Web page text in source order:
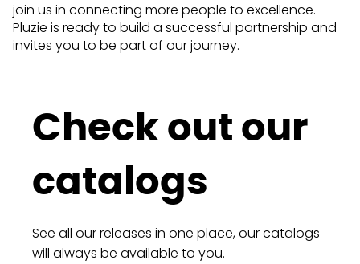
join us in connecting more people to excellence.
Pluzie is ready to build a successful partnership and
invites you to be part of our journey.
Check out our
catalogs
See all our releases in one place, our catalogs
will always be available to you.